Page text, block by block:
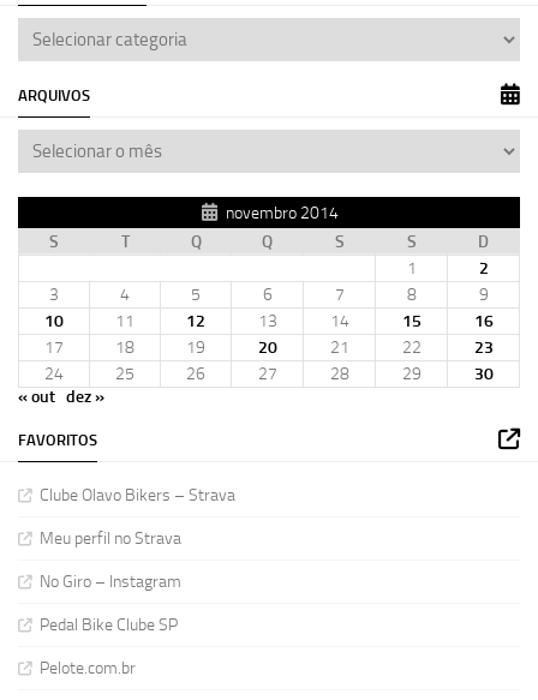
ARQUIVOS
novembro 2014
S
T Q Q S S
D
1
2
3
4 5 6 7 8
9
10
11 12 13 14 15
16
17
18 19 20 21 22
23
24
25 26 27 28 29
30
« out dez »
FAVORITOS
Clube Olavo Bikers – Strava
Meu perfil no Strava
No Giro – Instagram
Pedal Bike Clube SP
Pelote.com.br